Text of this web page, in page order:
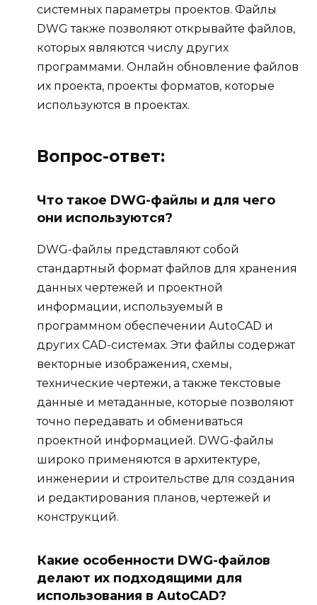
системных параметры проектов. Файлы
DWG также позволяют открывайте файлов,
которых являются числу других
программами. Онлайн обновление файлов
их проекта, проекты форматов, которые
используются в проектах.
Вопрос-ответ:
Что такое DWG-файлы и для чего
они используются?
DWG-файлы представляют собой
стандартный формат файлов для хранения
данных чертежей и проектной
информации, используемый в
программном обеспечении AutoCAD и
других CAD-системах. Эти файлы содержат
векторные изображения, схемы,
технические чертежи, а также текстовые
данные и метаданные, которые позволяют
точно передавать и обмениваться
проектной информацией. DWG-файлы
широко применяются в архитектуре,
инженерии и строительстве для создания
и редактирования планов, чертежей и
конструкций.
Какие особенности DWG-файлов
делают их подходящими для
использования в AutoCAD?